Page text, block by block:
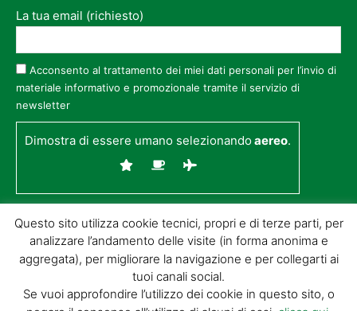
La tua email (richiesto)
Acconsento al trattamento dei miei dati personali per l’invio di
materiale informativo e promozionale tramite il servizio di
newsletter
Dimostra di essere umano selezionandoaereo.
Questo sito utilizza cookie tecnici, propri e di terze parti, per
analizzare l’andamento delle visite (in forma anonima e
aggregata), per migliorare la navigazione e per collegarti ai
tuoi canali social.
Se vuoi approfondire l’utilizzo dei cookie in questo sito, o